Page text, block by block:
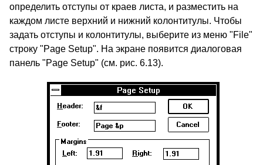
определить отступы от краев листа, и разместить на
каждом листе верхний и нижний колонтитулы. Чтобы
задать отступы и колонтитулы, выберите из меню "File"
строку "Page Setup". На экране появится диалоговая
панель "Page Setup" (см. рис. 6.13).